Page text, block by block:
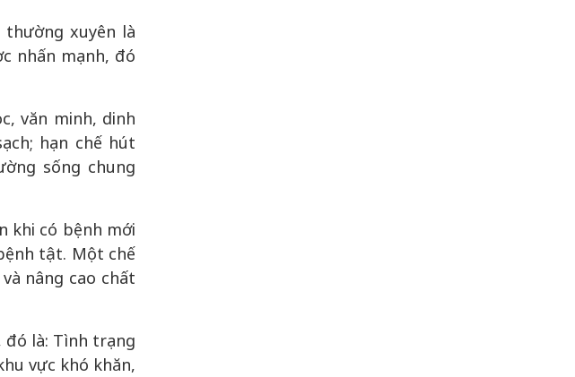
xuyên là
nhấn mạnh, đó
văn minh, dinh
hạn chế hút
sống chung
khi có bệnh mới
tật. Một chế
nâng cao chất
đó là: Tình trạng
vực khó khăn,